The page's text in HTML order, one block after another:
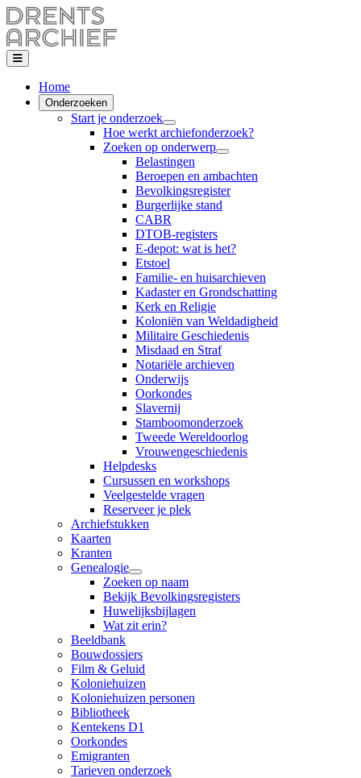
Home
Onderzoeken
Start je onderzoek
Hoe werkt archiefonderzoek?
Zoeken op onderwerp
Belastingen
Beroepen en ambachten
Bevolkingsregister
Burgerlijke stand
CABR
DTOB-registers
E-depot: wat is het?
Etstoel
Familie- en huisarchieven
Kadaster en Grondschatting
Kerk en Religie
Koloniën van Weldadigheid
Militaire Geschiedenis
Misdaad en Straf
Notariële archieven
Onderwijs
Oorkondes
Slavernij
Stamboomonderzoek
Tweede Wereldoorlog
Vrouwengeschiedenis
Helpdesks
Cursussen en workshops
Veelgestelde vragen
Reserveer je plek
Archiefstukken
Kaarten
Kranten
Genealogie
Zoeken op naam
Bekijk Bevolkingsregisters
Huwelijksbijlagen
Wat zit erin?
Beeldbank
Bouwdossiers
Film & Geluid
Koloniehuizen
Koloniehuizen personen
Bibliotheek
Kentekens D1
Oorkondes
Emigranten
Tarieven onderzoek